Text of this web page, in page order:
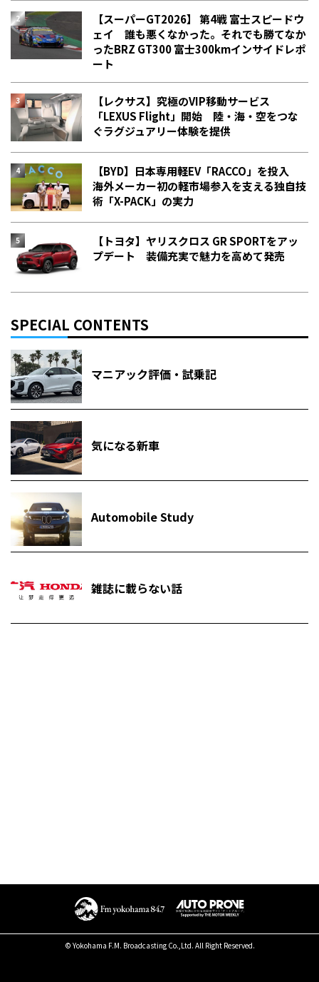
【スーパーGT2026】 第4戦 富士スピードウ
ェイ 誰も悪くなかった。それでも勝てなか
った――BRZ GT300 富士300kmインサイドレポ
ート
【レクサス】究極のVIP移動サービス
「LEXUS Flight」開始 陸・海・空をつな
ぐラグジュアリー体験を提供
【BYD】日本専用軽EV「RACCO」を投入
海外メーカー初の軽市場参入を支える独自技
術「X-PACK」の実力
【トヨタ】ヤリスクロス GR SPORTをアッ
プデート 装備充実で魅力を高めて発売
SPECIAL CONTENTS
マニアック評価・試乗記
気になる新車
Automobile Study
雑誌に載らない話
© Yokohama F.M. Broadcasting Co.,Ltd. All Right Reserved.